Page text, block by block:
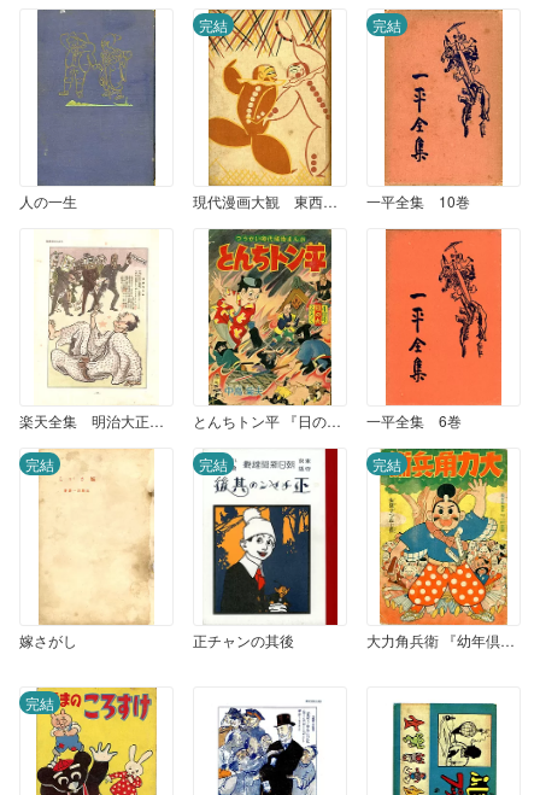
人の一生
完結
現代漫画大観 東西漫画集
完結
一平全集 10巻
楽天全集 明治大正昭和社會漫画集 (2) とんちトン平 『日の丸』1959年4月号付録 一平全集 6巻
完結
嫁さがし
完結
正チャンの其後
完結
大力角兵衛 『幼年倶楽部』昭和十一年正月号付録
完結